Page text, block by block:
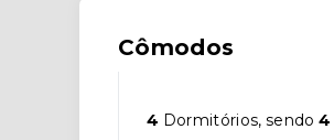
Cômodos
4 Dormitórios, sendo4